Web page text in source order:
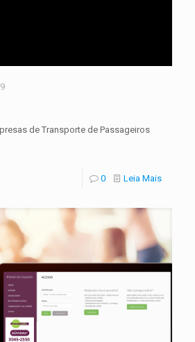
de Transporte de Passageiros
0 Leia Mais